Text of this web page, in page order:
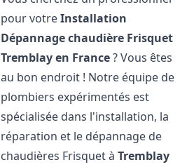
pour votreInstallation
Dépannage chaudière Frisquet
Tremblay en France? Vous êtes
au bon endroit ! Notre équipe de
plombiers expérimentés est
spécialisée dans l'installation, la
réparation et le dépannage de
chaudières Frisquet àTremblay